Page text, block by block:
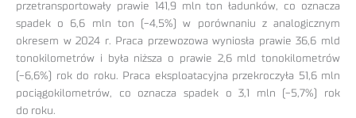
przetransportowały prawie 141,9 mln ton ładunków, co oznacza
spadek o 6,6 mln ton (-4,5%) w porównaniu z analogicznym
okresem w 2024 r. Praca przewozowa wyniosła prawie 36,6 mld
tonokilometrów i była niższa o prawie 2,6 mld tonokilometrów
(-6,6%) rok do roku. Praca eksploatacyjna przekroczyła 51,6 mln
pociągokilometrów, co oznacza spadek o 3,1 mln (-5,7%) rok
do roku.